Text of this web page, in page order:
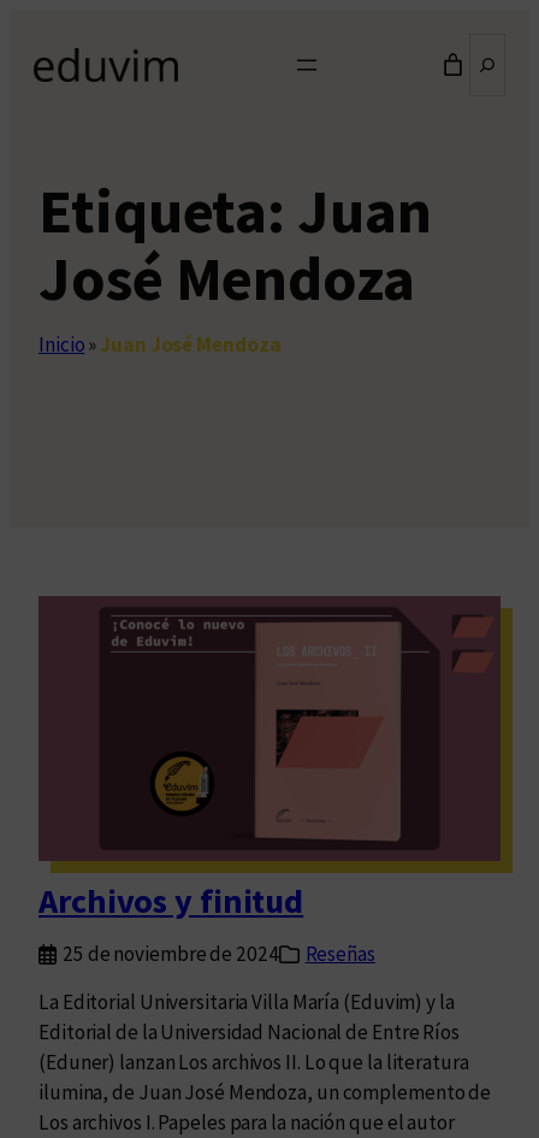
contenido
Etiqueta: Juan
José Mendoza
Inicio»Juan José Mendoza
Archivos y finitud
25 de noviembre de 2024
Reseñas
La Editorial Universitaria Villa María (Eduvim) y la
Editorial de la Universidad Nacional de Entre Ríos
(Eduner) lanzan Los archivos II. Lo que la literatura
ilumina, de Juan José Mendoza, un complemento de
Los archivos I. Papeles para la nación que el autor